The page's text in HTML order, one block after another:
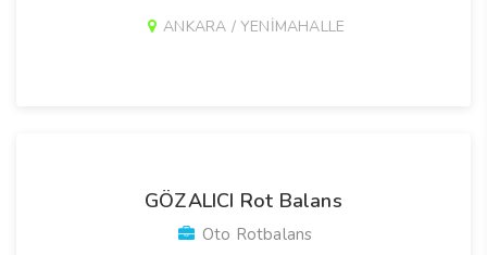
ANKARA / YENİMAHALLE
GÖZALICI Rot Balans
Oto Rotbalans